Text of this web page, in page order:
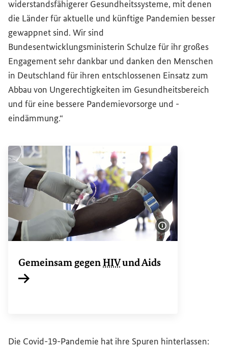
widerstandsfähigerer Gesundheitssysteme, mit denen
die Länder für aktuelle und künftige Pandemien besser
gewappnet sind. Wir sind
Bundesentwicklungsministerin Schulze für ihr großes
Engagement sehr dankbar und danken den Menschen
in Deutschland für ihren entschlossenen Einsatz zum
Abbau von Ungerechtigkeiten im Gesundheitsbereich
und für eine bessere Pandemievorsorge und -
eindämmung.“
Gemeinsam gegenHIVund Aids
Die Covid-19-Pandemie hat ihre Spuren hinterlassen: